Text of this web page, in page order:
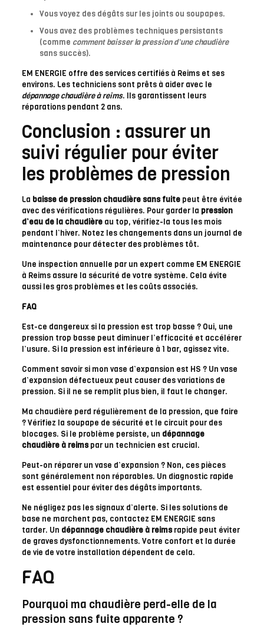
Vous voyez des dégâts sur les joints ou soupapes.
Vous avez des problèmes techniques persistants
(comme comment baisser la pression d’une chaudière
sans succès).
EM ENERGIE offre des services certifiés à Reims et ses
environs. Les techniciens sont prêts à aider avec le
dépannage chaudière à reims. Ils garantissent leurs
réparations pendant 2 ans.
Conclusion : assurer un
suivi régulier pour éviter
les problèmes de pression
La baisse de pression chaudière sans fuitepeut être évitée
avec des vérifications régulières. Pour garder la pression
d’eau de la chaudièreau top, vérifiez-la tous les mois
pendant l’hiver. Notez les changements dans un journal de
maintenance pour détecter des problèmes tôt.
Une inspection annuelle par un expert comme EM ENERGIE
à Reims assure la sécurité de votre système. Cela évite
aussi les gros problèmes et les coûts associés.
FAQ
Est-ce dangereux si la pression est trop basse ? Oui, une
pression trop basse peut diminuer l’efficacité et accélérer
l’usure. Si la pression est inférieure à 1 bar, agissez vite.
Comment savoir si mon vase d’expansion est HS ? Un vase
d’expansion défectueux peut causer des variations de
pression. Si il ne se remplit plus bien, il faut le changer.
Ma chaudière perd régulièrement de la pression, que faire
? Vérifiez la soupape de sécurité et le circuit pour des
blocages. Si le problème persiste, un dépannage
chaudière à reimspar un technicien est crucial.
Peut-on réparer un vase d’expansion ? Non, ces pièces
sont généralement non réparables. Un diagnostic rapide
est essentiel pour éviter des dégâts importants.
Ne négligez pas les signaux d’alerte. Si les solutions de
base ne marchent pas, contactez EM ENERGIE sans
tarder. Un dépannage chaudière à reimsrapide peut éviter
de graves dysfonctionnements. Votre confort et la durée
de vie de votre installation dépendent de cela.
FAQ
Pourquoi ma chaudière perd-elle de la
pression sans fuite apparente ?